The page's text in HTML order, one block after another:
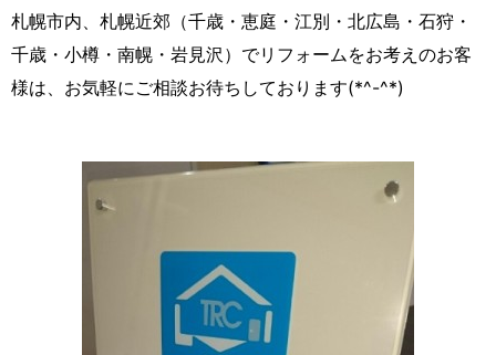
札幌市内、札幌近郊（千歳・恵庭・江別・北広島・石狩・
千歳・小樽・南幌・岩見沢）でリフォームをお考えのお客
様は、お気軽にご相談お待ちしております(*^-^*)